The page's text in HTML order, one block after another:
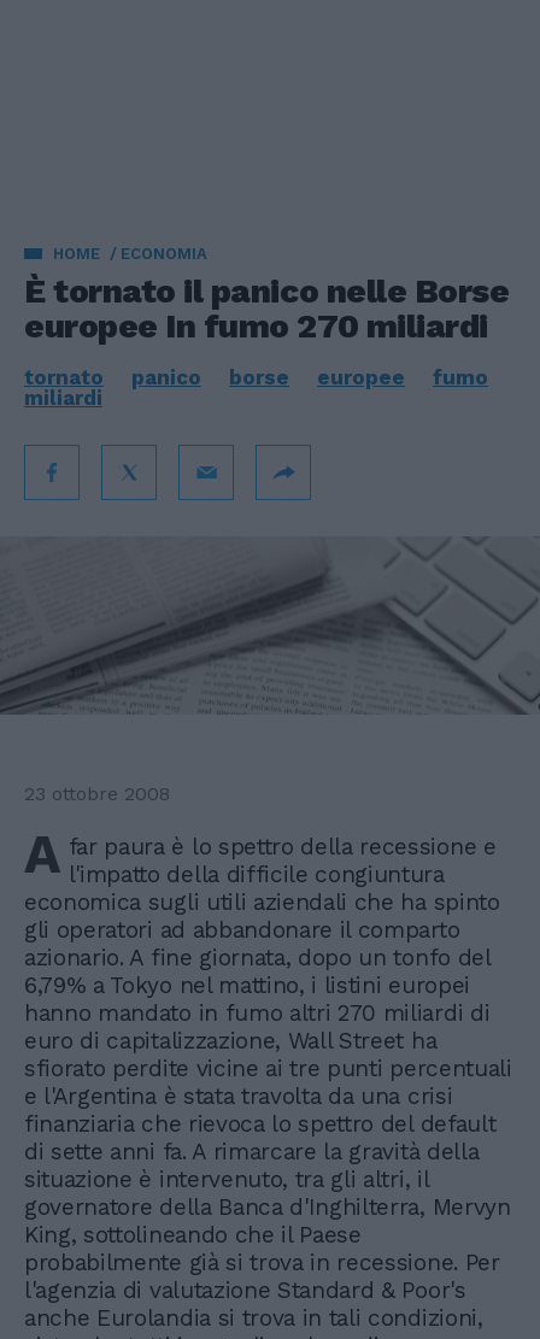
HOME ECONOMIA
È tornato il panico nelle Borse
europee In fumo 270 miliardi
tornato panico borse europee
fumo
miliardi
23 ottobre 2008
A far paura è lo spettro della recessione e
l'impatto della difficile congiuntura
economica sugli utili aziendali che ha spinto
gli operatori ad abbandonare il comparto
azionario. A fine giornata, dopo un tonfo del
6,79% a Tokyo nel mattino, i listini europei
hanno mandato in fumo altri 270 miliardi di
euro di capitalizzazione, Wall Street ha
sfiorato perdite vicine ai tre punti percentuali
e l'Argentina è stata travolta da una crisi
finanziaria che rievoca lo spettro del default
di sette anni fa. A rimarcare la gravità della
situazione è intervenuto, tra gli altri, il
governatore della Banca d'Inghilterra, Mervyn
King, sottolineando che il Paese
probabilmente già si trova in recessione. Per
l'agenzia di valutazione Standard & Poor's
anche Eurolandia si trova in tali condizioni,